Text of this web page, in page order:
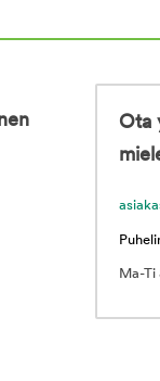
Ota
Ma-Ti